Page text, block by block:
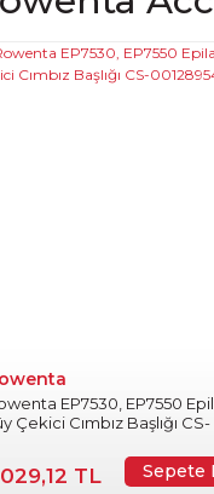
EP7530, EP7550
Çekici Cımbız Başlığı CS-
TL Sepete